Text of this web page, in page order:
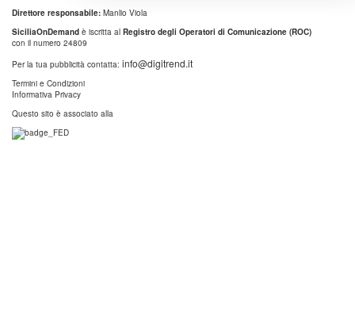
Direttore responsabile: Manlio Viola
SiciliaOnDemand è iscritta al Registro degli Operatori di Comunicazione (ROC)
con il numero 24809
Per la tua pubblicità contatta: info@digitrend.it
Termini e Condizioni
Informativa Privacy
Questo sito è associato alla